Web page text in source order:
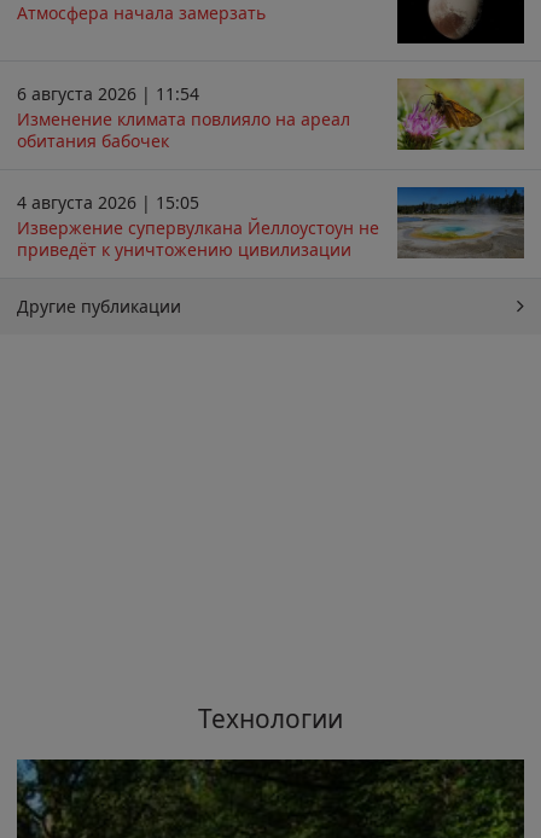
Атмосфера начала замерзать
6 августа 2026 | 11:54
Изменение климата повлияло на ареал
обитания бабочек
4 августа 2026 | 15:05
Извержение супервулкана Йеллоустоун не
приведёт к уничтожению цивилизации
Другие публикации
Технологии